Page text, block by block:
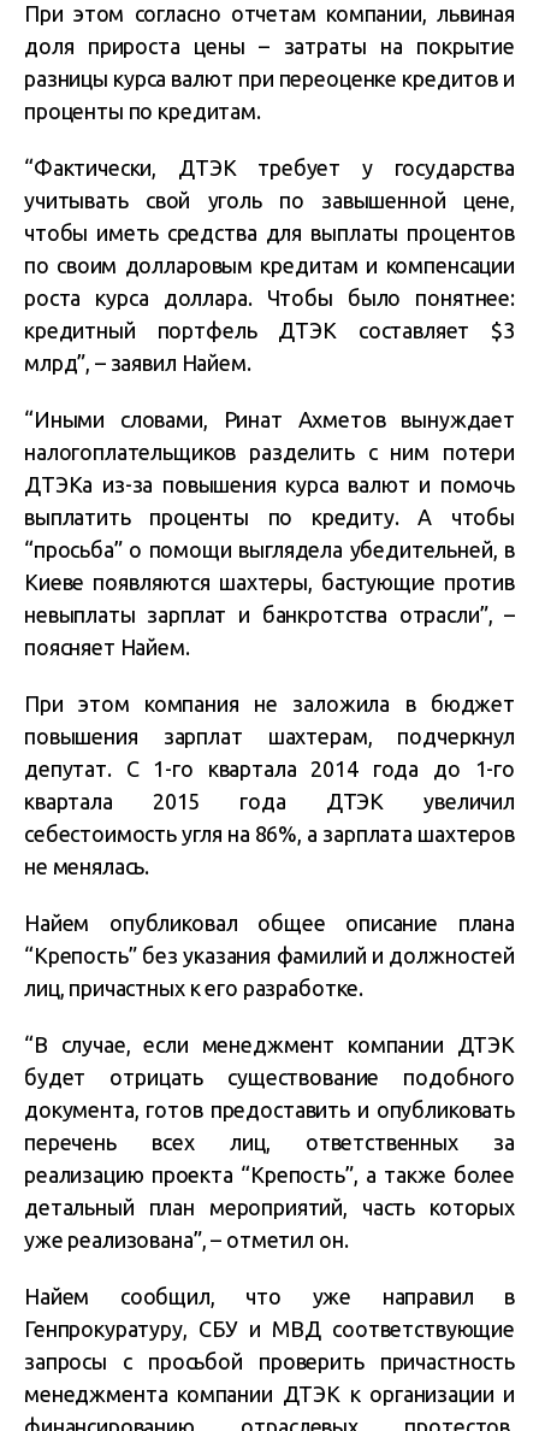
При этом согласно отчетам компании, львиная
доля прироста цены – затраты на покрытие
разницы курса валют при переоценке кредитов и
проценты по кредитам.
“Фактически, ДТЭК требует у государства
учитывать свой уголь по завышенной цене,
чтобы иметь средства для выплаты процентов
по своим долларовым кредитам и компенсации
роста курса доллара. Чтобы было понятнее:
кредитный портфель ДТЭК составляет $3
млрд”, – заявил Найем.
“Иными словами, Ринат Ахметов вынуждает
налогоплательщиков разделить с ним потери
ДТЭКа из-за повышения курса валют и помочь
выплатить проценты по кредиту. А чтобы
“просьба” о помощи выглядела убедительней, в
Киеве появляются шахтеры, бастующие против
невыплаты зарплат и банкротства отрасли”, –
поясняет Найем.
При этом компания не заложила в бюджет
повышения зарплат шахтерам, подчеркнул
депутат. С 1-го квартала 2014 года до 1-го
квартала 2015 года ДТЭК увеличил
себестоимость угля на 86%, а зарплата шахтеров
не менялась.
Найем опубликовал общее описание плана
“Крепость” без указания фамилий и должностей
лиц, причастных к его разработке.
“В случае, если менеджмент компании ДТЭК
будет отрицать существование подобного
документа, готов предоставить и опубликовать
перечень всех лиц, ответственных за
реализацию проекта “Крепость”, а также более
детальный план мероприятий, часть которых
уже реализована”, – отметил он.
Найем сообщил, что уже направил в
Генпрокуратуру, СБУ и МВД соответствующие
запросы с просьбой проверить причастность
менеджмента компании ДТЭК к организации и
финансированию отраслевых протестов,